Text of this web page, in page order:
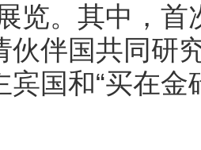
览。其中，
伙伴国共同研
国和“买在金